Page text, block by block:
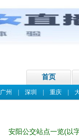
首页
广州 深圳 重庆|
安阳公交站点一览(以